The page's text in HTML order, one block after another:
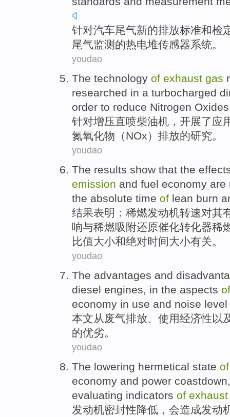
针对汽车尾气新的排放标准和检
尾气监测 的热电堆传感器系统。
youdao
The technology of exhaust gas
researched in a turbocharged
order to reduce Nitrogen Oxides
针对增压直喷柴油机 ，开展了应
氮氧化物 （NOx） 排放的研究。
youdao
The results show that the
emission and fuel economy are
the absolute time of lean burn
结果表明 ： 稀燃发动机转速对其
响与稀燃吸附还原催化转化器稀
比值大小和绝对时间大小有关。
youdao
The advantages and
diesel engines, in the aspects
economy in use and noise level
本文从 废气排放、 使用经济性以
的优劣。
youdao
The lowering hermetical state of
economy and power coastdown
evaluating indicators of
发动机密封性降低， 会造成发动